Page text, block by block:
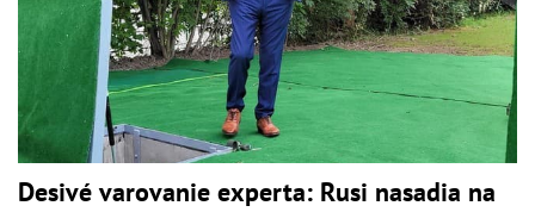
Desivé varovanie experta: Rusi nasadia na